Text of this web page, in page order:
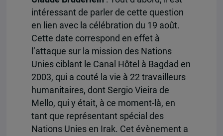
intéressant de parler de cette question
en lien avec la célébration du 19 août.
Cette date correspond en effet à
l’attaque sur la mission des Nations
Unies ciblant le Canal Hôtel à Bagdad en
2003, qui a couté la vie à 22 travailleurs
humanitaires, dont Sergio Vieira de
Mello, qui y était, à ce moment-là, en
tant que représentant spécial des
Nations Unies en Irak. Cet évènement a